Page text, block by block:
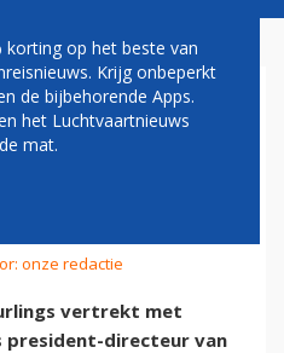
WEG
ELBERS
onze redactie
vertrekt met
president-directeur van
korting op het beste van
Krijg onbeperkt
de bijbehorende Apps.
het Luchtvaartnieuws
mat.